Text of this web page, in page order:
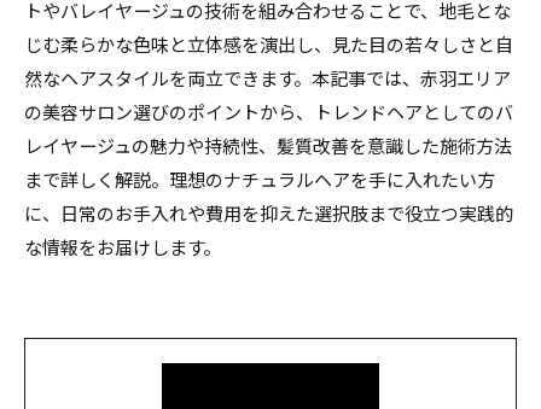
トやバレイヤージュの技術を組み合わせることで、地毛とな
じむ柔らかな色味と立体感を演出し、見た目の若々しさと自
然なヘアスタイルを両立できます。本記事では、赤羽エリア
の美容サロン選びのポイントから、トレンドヘアとしてのバ
レイヤージュの魅力や持続性、髪質改善を意識した施術方法
まで詳しく解説。理想のナチュラルヘアを手に入れたい方
に、日常のお手入れや費用を抑えた選択肢まで役立つ実践的
な情報をお届けします。